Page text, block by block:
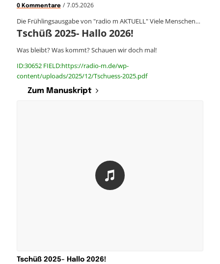
0 Kommentare / 7.05.2026
Die Frühlingsausgabe von "radio m AKTUELL" Viele Menschen…
Tschüß 2025- Hallo 2026!
Was bleibt? Was kommt? Schauen wir doch mal!
ID:30652 FIELD:https://radio-m.de/wp-
content/uploads/2025/12/Tschuess-2025.pdf
Zum Manuskript
Tschüß 2025- Hallo 2026!